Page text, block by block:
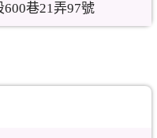
巷21弄97號